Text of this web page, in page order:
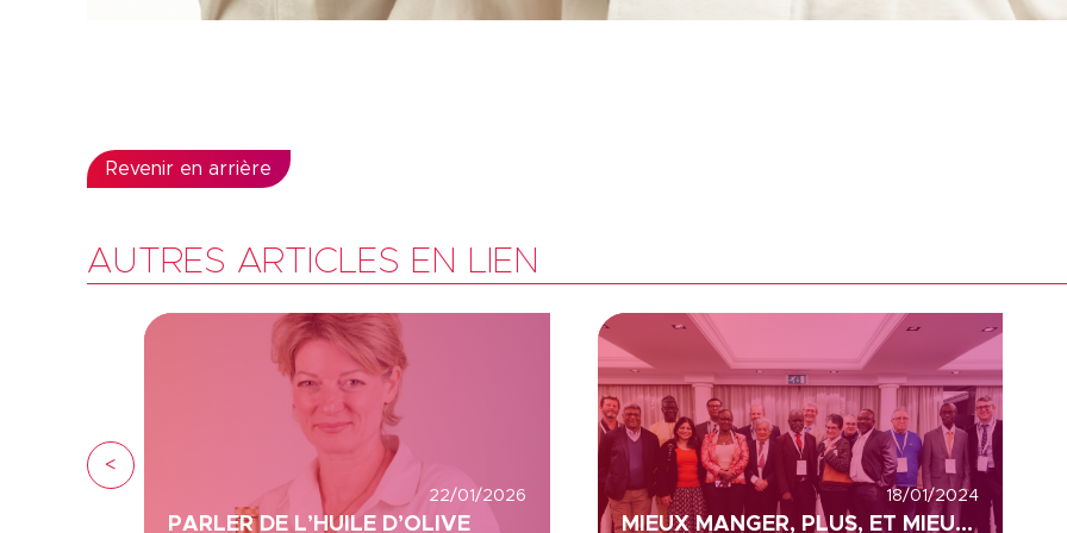
Revenir en arrière
AUTRES ARTICLES EN LIEN
22/01/2026
PARLER DE L’HUILE D’OLIVE
18/01/2024
MIEUX MANGER, PLUS, ET MIEUX VIVRE LA SANTE, COLEAD ET ACP (AFRIQUE, CARAÏBES ET PACIFIQUE)
<